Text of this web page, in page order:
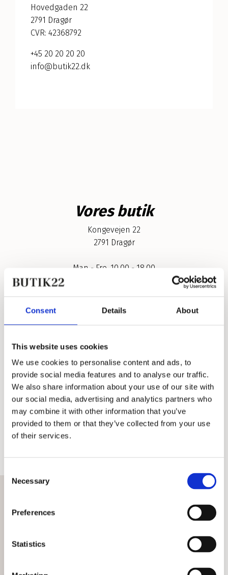
Consent Details About
This website uses cookies
We use cookies to personalise content and ads, to
provide social media features and to analyse our traffic.
We also share information about your use of our site with
our social media, advertising and analytics partners who
may combine it with other information that you’ve
provided to them or that they’ve collected from your use
of their services.
Selection
Necessary
Preferences
Statistics
Hovedgaden 22
2791 Dragør
CVR: 42368792
+45 20 20 20 20
info@butik22.dk
Vores butik
Kongevejen 22
2791 Dragør
Man - Fre, 10.00 - 18.00
ordre
Tilmeld dig vores nyhedsbrev og få 10%
rabat på din første ordre. Gælder ikke
nedsatte vare.
N
*
a
*
d
l